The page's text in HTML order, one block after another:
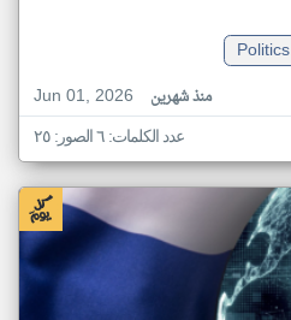
Politics
Jun 01, 2026
منذ شهرين
عدد الكلمات: ٦ الصور: ٢٥